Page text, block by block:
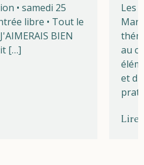
• samedi 25
libre • Tout le
BIEN
[…]
Les
au
et
Lire